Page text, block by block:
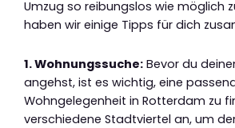
Umzug so reibungslos wie möglich
haben wir einige Tipps für dich
1. Wohnungssuche: Bevor du
angehst, ist es wichtig, eine
Wohngelegenheit in Rotterdam zu
verschiedene Stadtviertel an, um